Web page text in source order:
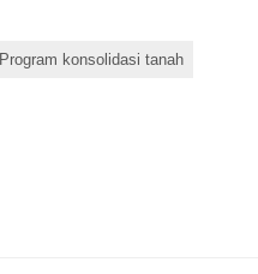
Program konsolidasi tanah